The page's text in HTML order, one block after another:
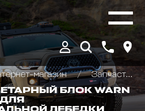
магазин
Запчасти и Аксессуары для лебедок
БЛОК WARN
ДЛЯ